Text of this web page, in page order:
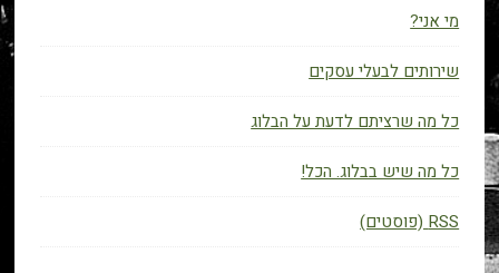
מי אני?
שירותים לבעלי עסקים
כל מה שרציתם לדעת על הבלוג
כל מה שיש בבלוג. הכל!
RSS (פוסטים)